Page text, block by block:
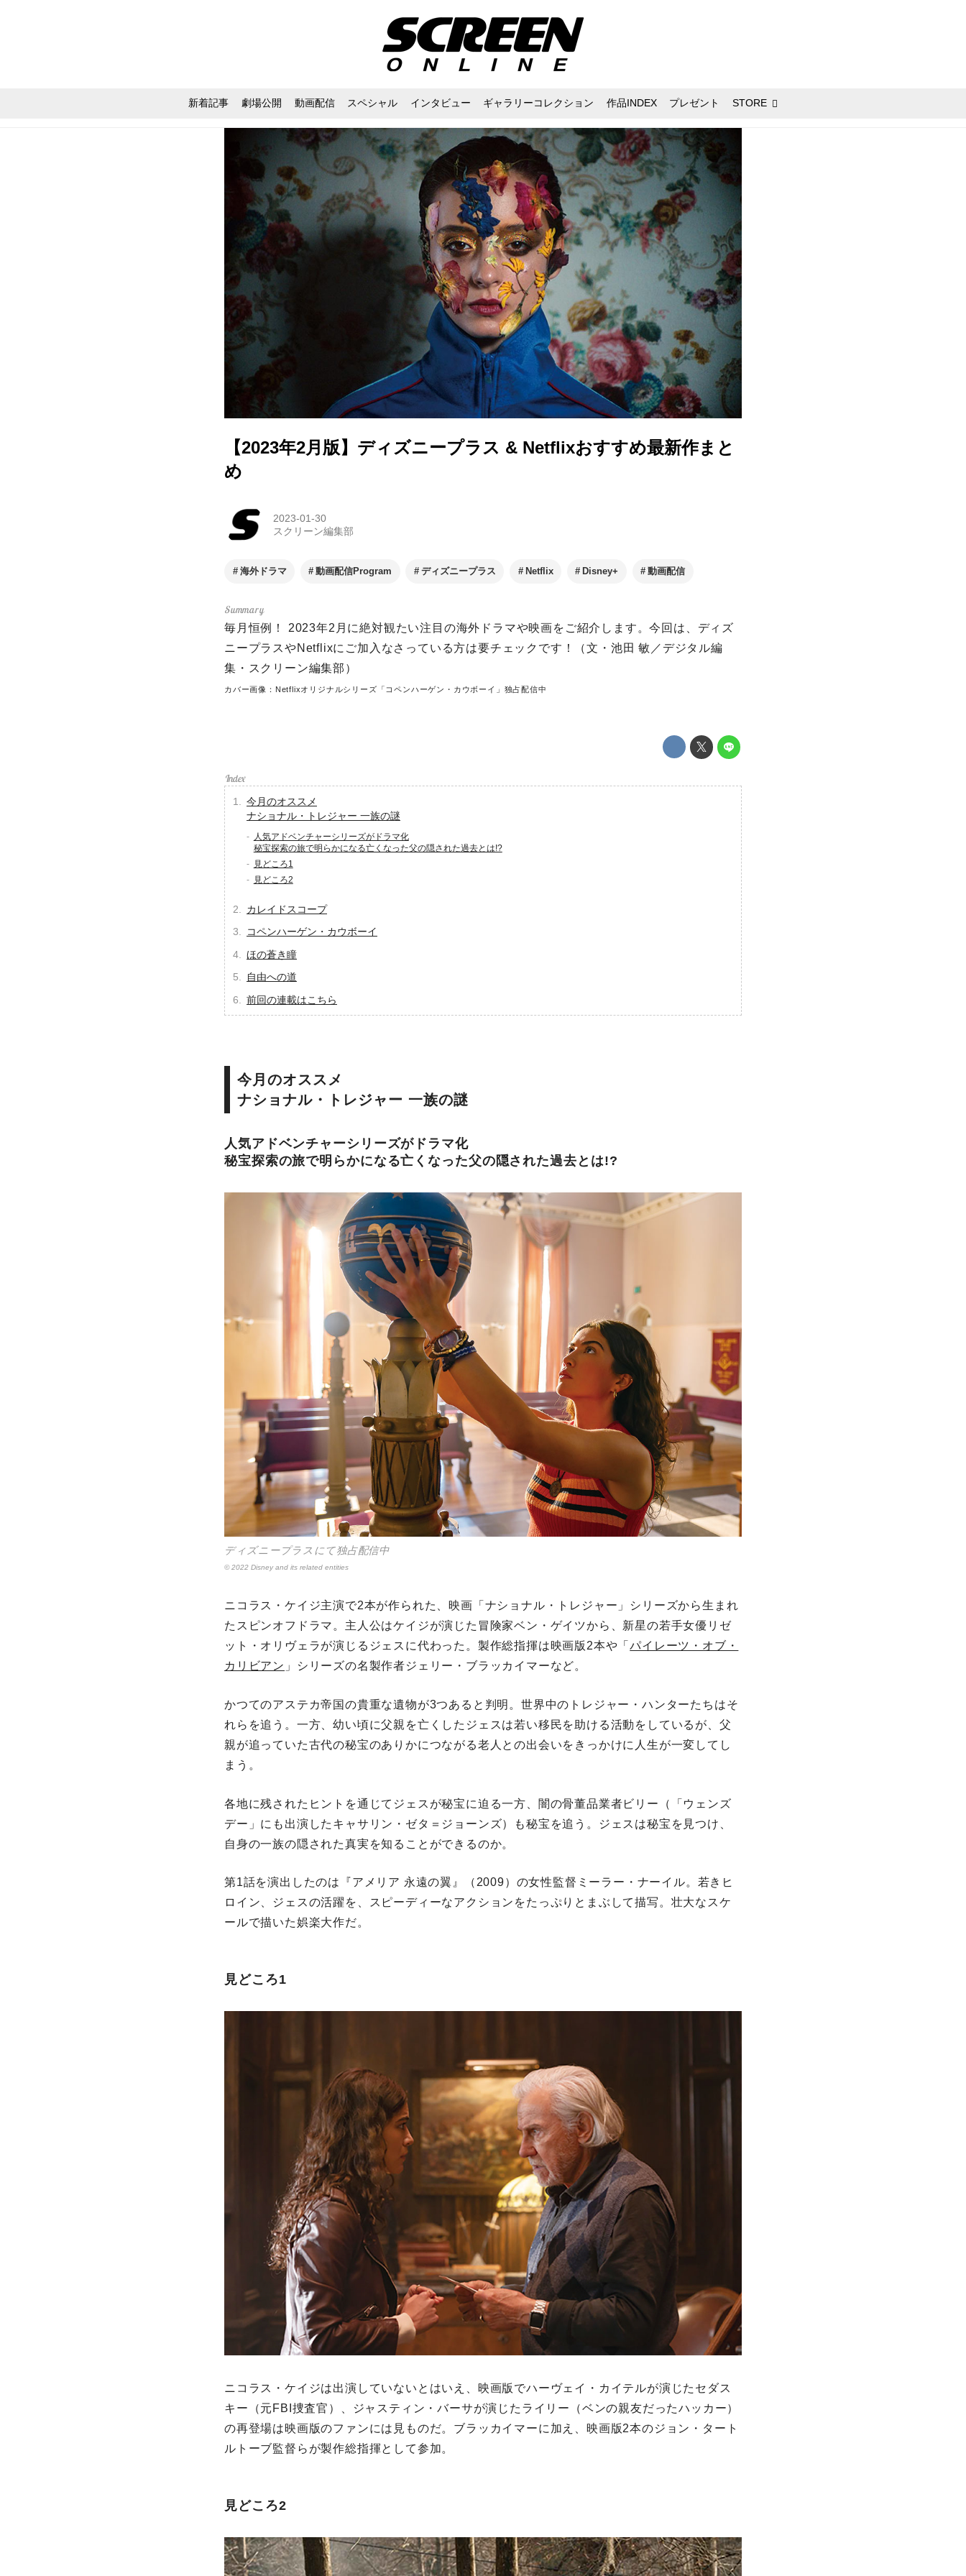
新着記事 劇場公開 動画配信 スペシャル インタビュー ギャラリーコレクション 作品INDEX プレゼント STORE
【2023年2月版】ディズニープラス & Netflixおすすめ最新作まと
め
2023-01-30
スクリーン編集部
海外ドラマ 動画配信Program ディズニープラス Netflix Disney+ 動画配信
毎月恒例！ 2023年2月に絶対観たい注目の海外ドラマや映画をご紹介します。今回は、ディズ
ニープラスやNetflixにご加入なさっている方は要チェックです！（文・池田 敏／デジタル編
集・スクリーン編集部）
カバー画像：Netflixオリジナルシリーズ「コペンハーゲン・カウボーイ」独占配信中
今月のオススメ
ナショナル・トレジャー 一族の謎
人気アドベンチャーシリーズがドラマ化
秘宝探索の旅で明らかになる亡くなった父の隠された過去とは!?
見どころ1
見どころ2
カレイドスコープ
コペンハーゲン・カウボーイ
ほの蒼き瞳
自由への道
前回の連載はこちら
今月のオススメ
ナショナル・トレジャー 一族の謎
人気アドベンチャーシリーズがドラマ化
秘宝探索の旅で明らかになる亡くなった父の隠された過去とは!?
ディズニープラスにて独占配信中
© 2022 Disney and its related entities
ニコラス・ケイジ主演で2本が作られた、映画「ナショナル・トレジャー」シリーズから生まれ
たスピンオフドラマ。主人公はケイジが演じた冒険家ベン・ゲイツから、新星の若手女優リゼ
ット・オリヴェラが演じるジェスに代わった。製作総指揮は映画版2本や「パイレーツ・オブ・
カリビアン 」シリーズの名製作者ジェリー・ブラッカイマーなど。
かつてのアステカ帝国の貴重な遺物が3つあると判明。世界中のトレジャー・ハンターたちはそ
れらを追う。一方、幼い頃に父親を亡くしたジェスは若い移民を助ける活動をしているが、父
親が追っていた古代の秘宝のありかにつながる老人との出会いをきっかけに人生が一変してし
まう。
各地に残されたヒントを通じてジェスが秘宝に迫る一方、闇の骨董品業者ビリー（「ウェンズ
デー」にも出演したキャサリン・ゼタ＝ジョーンズ）も秘宝を追う。ジェスは秘宝を見つけ、
自身の一族の隠された真実を知ることができるのか。
第1話を演出したのは『アメリア 永遠の翼』（2009）の女性監督ミーラー・ナーイル。若きヒ
ロイン、ジェスの活躍を、スピーディーなアクションをたっぷりとまぶして描写。壮大なスケ
ールで描いた娯楽大作だ。
見どころ1
ニコラス・ケイジは出演していないとはいえ、映画版でハーヴェイ・カイテルが演じたセダス
キー（元FBI捜査官）、ジャスティン・バーサが演じたライリー（ベンの親友だったハッカー）
の再登場は映画版のファンには見ものだ。ブラッカイマーに加え、映画版2本のジョン・タート
ルトーブ監督らが製作総指揮として参加。
見どころ2